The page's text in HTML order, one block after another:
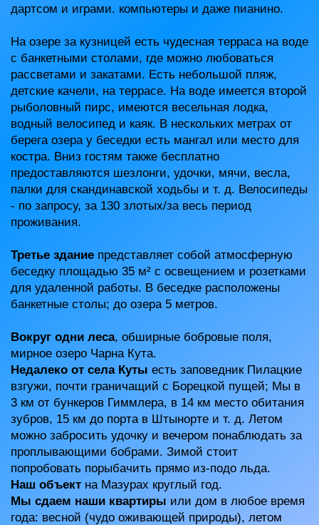
дартсом и играми. компьютеры и даже пианино.
На озере за кузницей есть чудесная терраса на воде
с банкетными столами, где можно любоваться
рассветами и закатами. Есть небольшой пляж,
детские качели, на террасе. На воде имеется второй
рыболовный пирс, имеются весельная лодка,
водный велосипед и каяк. В нескольких метрах от
берега озера у беседки есть мангал или место для
костра. Вниз гостям также бесплатно
предоставляются шезлонги, удочки, мячи, весла,
палки для скандинавской ходьбы и т. д. Велосипеды
- по запросу, за 130 злотых/за весь период
проживания.
Третье здание представляет собой атмосферную
беседку площадью 35 м² с освещением и розетками
для удаленной работы. В беседке расположены
банкетные столы; до озера 5 метров.
Вокруг одни леса, обширные бобровые поля,
мирное озеро Чарна Кута.
Недалеко от села Куты есть заповедник Пилацкие
взгужи, почти граничащий с Борецкой пущей; Мы в
3 км от бункеров Гиммлера, в 14 км место обитания
зубров, 15 км до порта в Штынорте и т. д. Летом
можно забросить удочку и вечером понаблюдать за
проплывающими бобрами. Зимой стоит
попробовать порыбачить прямо из-подо льда.
Наш объект на Мазурах круглый год.
Мы сдаем наши квартиры или дом в любое время
года: весной (чудо оживающей природы), летом